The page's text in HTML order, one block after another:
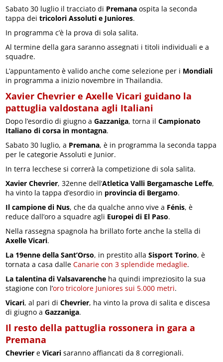
Sabato 30 luglio il tracciato di Premana ospita la seconda
tappa deitricolori Assoluti e Juniores.
In programma c’è la prova di sola salita.
Al termine della gara saranno assegnati i titoli individuali e a
squadre.
L’appuntamento è valido anche come selezione per i Mondiali
in programma a inizio novembre in Thailandia.
Xavier Chevrier e Axelle Vicari guidano la
pattuglia valdostana agli Italiani
Dopo l’esordio di giugno aGazzaniga, torna ilCampionato
Italiano di corsa in montagna.
Sabato 30 luglio, a Premana, è in programma la seconda tappa
per le categorie Assoluti e Junior.
In terra lecchese si correrà la competizione di sola salita.
Xavier Chevrier, 32enne dell’Atletica Valli Bergamasche Leffe,
ha vinto la tappa d’esordio in provincia di Bergamo.
Il campione di Nus, che da qualche anno vive a Fénis, è
reduce dall’oro a squadre agli Europei di El Paso.
Nella rassegna spagnola ha brillato forte anche la stella di
Axelle Vicari.
La 19enne della Sant’Orso, in prestito allaSisport Torino, è
tornata a casa dalleCanarie con 3 splendide medaglie.
La talentina di Valsavarenche ha quindi impreziosito la sua
stagione con l’oro tricolore Juniores sui 5.000 metri.
Vicari, al pari diChevrier, ha vinto la prova di salita e discesa
di giugno aGazzaniga.
Il resto della pattuglia rossonera in gara a
Premana
Chevrier eVicari saranno affiancati da 8 corregionali.